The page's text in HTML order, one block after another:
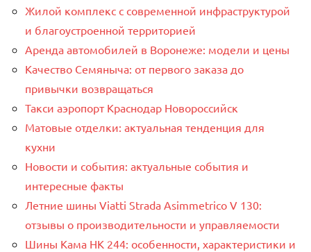
Жилой комплекс с современной инфраструктурой
и благоустроенной территорией
Аренда автомобилей в Воронеже: модели и цены
Качество Семяныча: от первого заказа до
привычки возвращаться
Такси аэропорт Краснодар Новороссийск
Матовые отделки: актуальная тенденция для
кухни
Новости и события: актуальные события и
интересные факты
Летние шины Viatti Strada Asimmetrico V 130:
отзывы о производительности и управляемости
Шины Кама НК 244: особенности, характеристики и